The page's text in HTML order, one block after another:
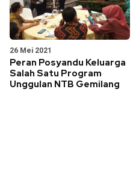
26 Mei 2021
Peran Posyandu Keluarga
Salah Satu Program
Unggulan NTB Gemilang